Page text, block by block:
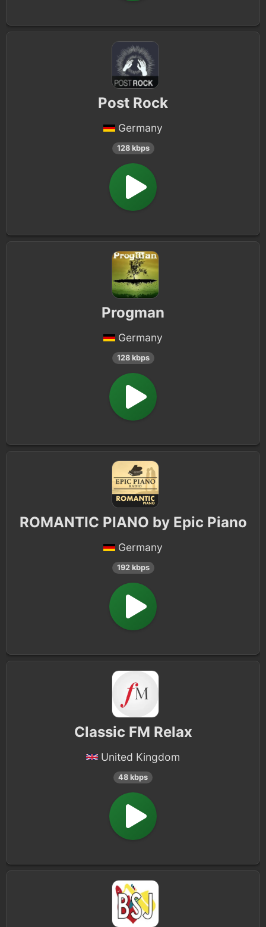
Post Rock
Germany
128 kbps
Progman
Germany
128 kbps
ROMANTIC PIANO by Epic Piano
Germany
192 kbps
Classic FM Relax
United Kingdom
48 kbps